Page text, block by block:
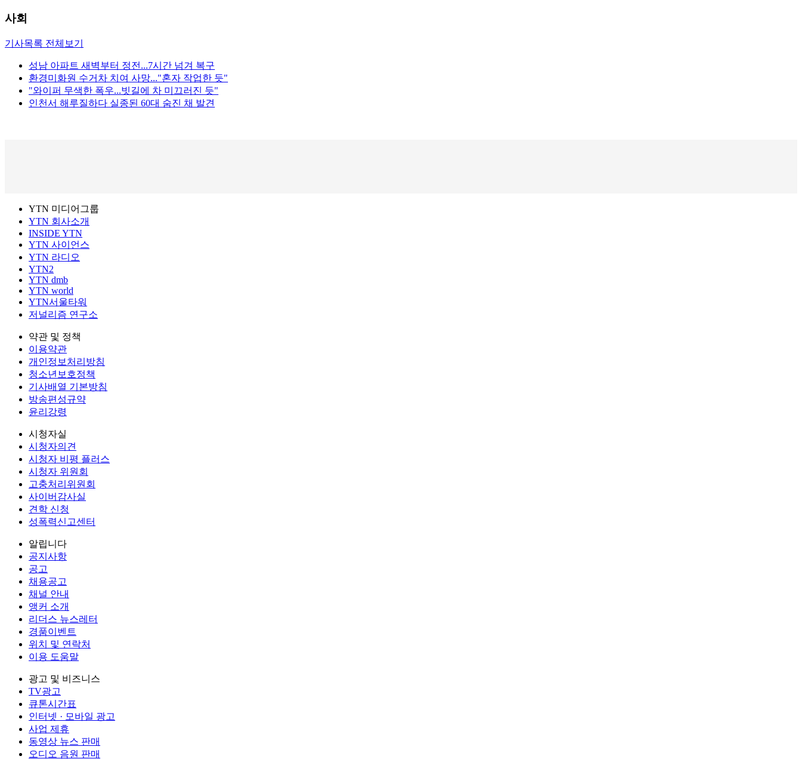
사회
기사목록 전체보기
성남 아파트 새벽부터 정전...7시간 넘겨 복구
환경미화원 수거차 치여 사망..."혼자 작업한 듯"
"와이퍼 무색한 폭우...빗길에 차 미끄러진 듯"
인천서 해루질하다 실종된 60대 숨진 채 발견
YTN 미디어그룹
YTN 회사소개
INSIDE YTN
YTN 사이언스
YTN 라디오
YTN2
YTN dmb
YTN world
YTN서울타워
저널리즘 연구소
약관 및 정책
이용약관
개인정보처리방침
청소년보호정책
기사배열 기본방침
방송편성규약
윤리강령
시청자실
시청자의견
시청자 비평 플러스
시청자 위원회
고충처리위원회
사이버감사실
견학 신청
성폭력신고센터
알립니다
공지사항
공고
채용공고
채널 안내
앵커 소개
리더스 뉴스레터
경품이벤트
위치 및 연락처
이용 도움말
광고 및 비즈니스
TV광고
큐톤시간표
인터넷 · 모바일 광고
사업 제휴
동영상 뉴스 판매
오디오 음원 판매